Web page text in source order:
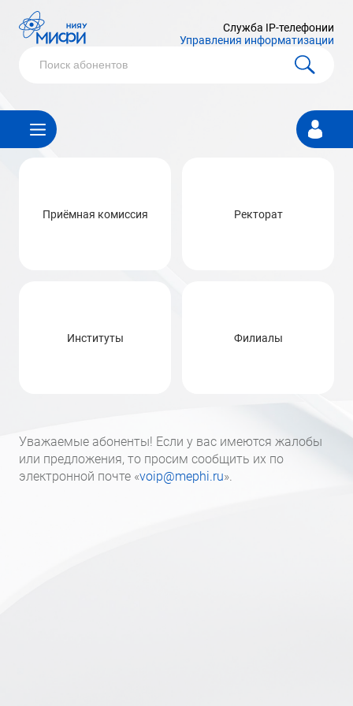
Служба IP-телефонии
Управления информатизации
Личный
кабинет
Приёмная комиссия Ректорат
Институты Филиалы
Уважаемые абоненты! Если у вас имеются жалобы
или предложения, то просим сообщить их по
электронной почте «voip@mephi.ru».